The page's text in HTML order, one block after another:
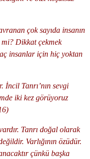
çok sayıda insanın
Dikkat çekmek
insanlar için hiç yoktan
Tanrı’nın sevgi
iki kez görüyoruz
Tanrı doğal olarak
Varlığının özüdür.
çünkü başka